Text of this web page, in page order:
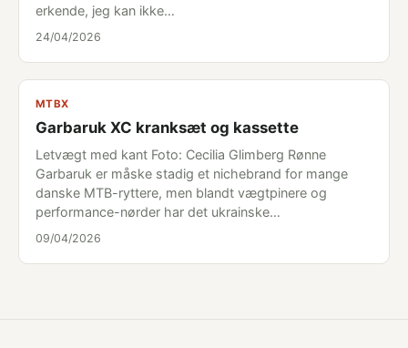
erkende, jeg kan ikke…
24/04/2026
MTBX
Garbaruk XC kranksæt og kassette
Letvægt med kant Foto: Cecilia Glimberg Rønne
Garbaruk er måske stadig et nichebrand for mange
danske MTB-ryttere, men blandt vægtpinere og
performance-nørder har det ukrainske…
09/04/2026